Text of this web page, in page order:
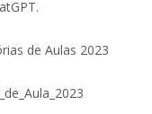
de Aulas 2023